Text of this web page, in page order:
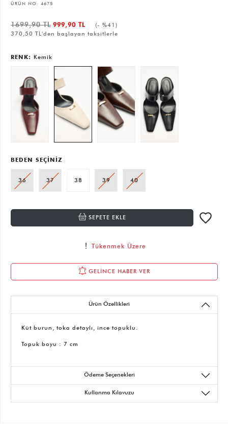
ÜRÜN NO: 4675
1699,90 TL 999,90 TL
(- %41)
370,50 TL'den başlayan taksitlerle
RENK: Kemik
BEDEN SEÇİNİZ
36 37 38 39 40
SEPETE EKLE
Tükenmek Üzere
GELİNCE HABER VER
Ürün Özellikleri
Küt burun, toka detaylı, ince topuklu.
Topuk boyu : 7 cm
Ödeme Seçenekleri
Kullanma Kılavuzu